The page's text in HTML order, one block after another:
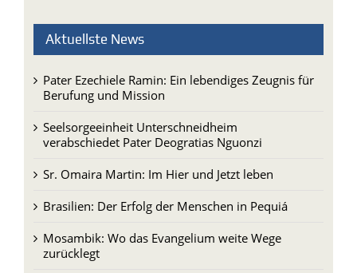
Aktuellste News
Pater Ezechiele Ramin: Ein lebendiges Zeugnis für
Berufung und Mission
Seelsorgeeinheit Unterschneidheim
verabschiedet Pater Deogratias Nguonzi
Sr. Omaira Martin: Im Hier und Jetzt leben
Brasilien: Der Erfolg der Menschen in Pequiá
Mosambik: Wo das Evangelium weite Wege
zurücklegt